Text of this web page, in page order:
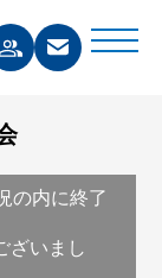
の内に終了
ざいまし